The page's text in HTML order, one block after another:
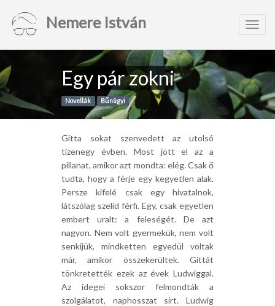
Nemere István
Egy pár zokni
Novellák Bűnügyi
Gitta sokat szenvedett az utolsó
tizenegy évben. Most jött el az a
pillanat, amikor azt mondta: elég. Csak ő
tudta, hogy a férje egy kegyetlen alak.
Persze kifelé csak egy hivatalnok,
látszólag szelíd férfi. Egy, csak egyetlen
embert uralt: a feleségét. De azt
nagyon. Nem volt gyermekük, nem volt
senkijük, mindketten egyedül voltak
már, amikor összekerültek. Gittát
tönkretették ezek az évek Ludwiggal.
Az idegei sokszor felmondták a
szolgálatot, naphosszat sírt. Ludwig